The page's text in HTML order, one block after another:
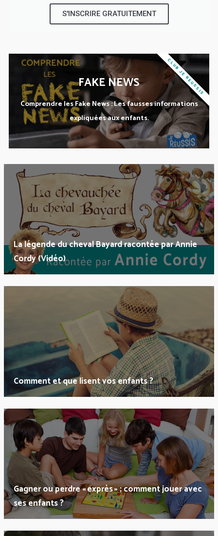
S'INSCRIRE GRATUITEMENT
FAKE NEWS
Comprendre les Fake News : Les fausses informations
expliquées aux enfants.
CLUB JE REUSSIS
La légende du cheval Bayard racontée par Annie
Cordy (Vidéo)
Comment et que lisent vos enfants ?
Gagner ou perdre « exprès » ; comment jouer avec
ses enfants ?